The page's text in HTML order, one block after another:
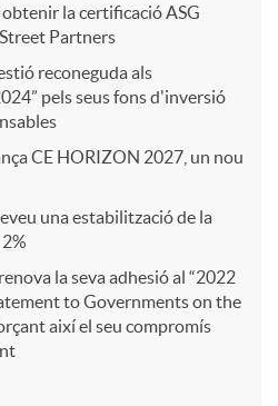
la certificació ASG
Partners
reconeguda als
pels seus fons d'inversió
CE HORIZON 2027, un nou
una estabilització de la
la seva adhesió al “2022
to Governments on the
així el seu compromís